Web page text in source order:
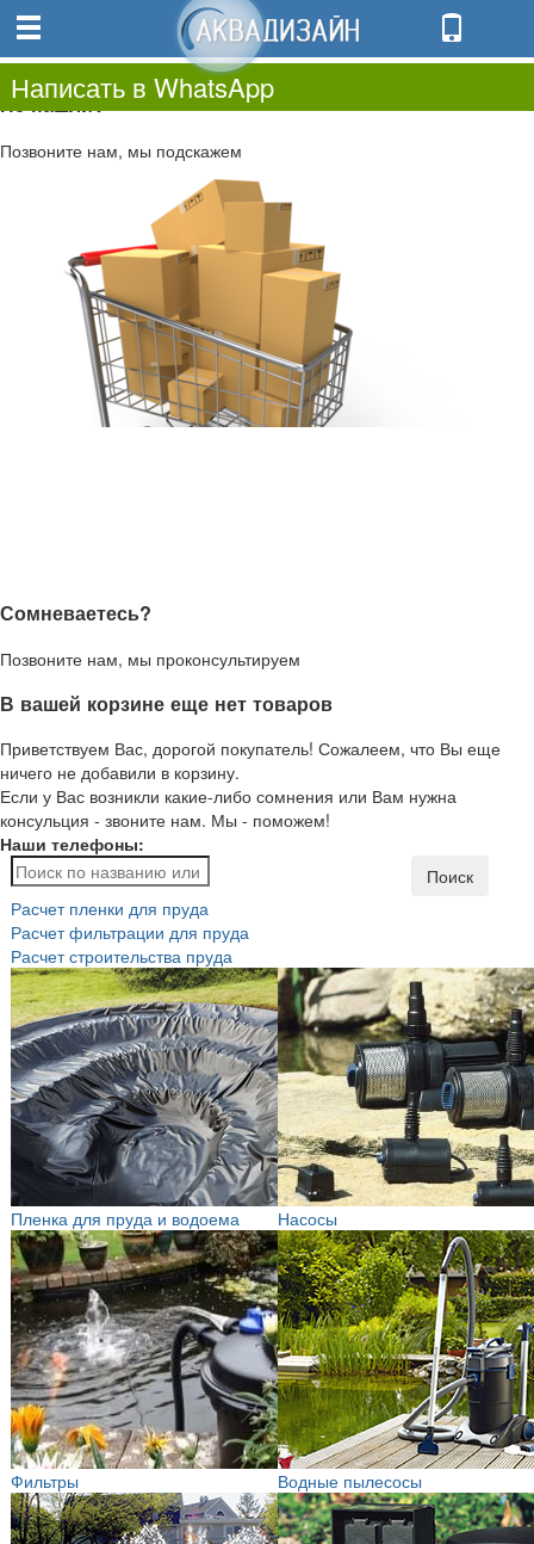
0.00
0
Не нашли?
Позвоните нам, мы подскажем
Сомневаетесь?
Позвоните нам, мы проконсультируем
В вашей корзине еще нет товаров
Приветствуем Вас, дорогой покупатель! Сожалеем, что Вы еще
ничего не добавили в корзину.
Если у Вас возникли какие-либо сомнения или Вам нужна
консульция - звоните нам. Мы - поможем!
Наши телефоны:
Написать в WhatsApp
Поиск
Расчет пленки для пруда
Расчет фильтрации для пруда
Расчет строительства пруда
Пленка для пруда и водоема Насосы
Фильтры Водные пылесосы